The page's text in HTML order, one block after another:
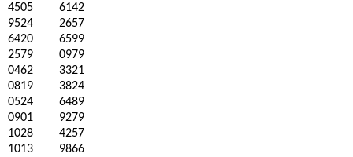
4505
6142
9524
2657
6420
6599
2579
0979
0462
3321
0819
3824
0524
6489
0901
9279
1028
4257
1013
9866